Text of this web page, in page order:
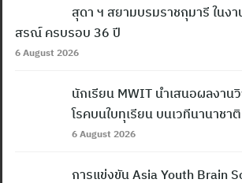
สุดา ฯ สยามบรมราชกุมารี ในง
สรณ์ ครบรอบ 36 ปี
6 August 2026
นักเรียน MWIT นำเสนอผลงาน
โรคบนใบทุเรียน บนเวทีนานาชา
6 August 2026
การแข่งขัน Asia Youth Brain